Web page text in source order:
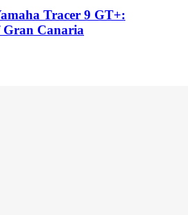
Tracer 9 GT+:
Gran Canaria